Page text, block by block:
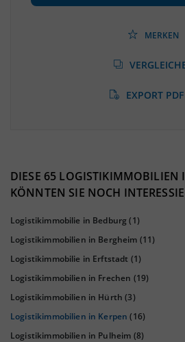
(Landkreis / Kreisfreie Stadt)
(Stand: 01/
MERKEN
EXPORT PDF
DIESE 65 LOGISTIKIMMOBILIEN
KÖNNTEN SIE NOCH
Logistikimmobilie in Bedburg(1)
Logistikimmobilien in Bergheim (11)
Logistikimmobilie in Erftstadt (1)
Logistikimmobilien in Frechen (19)
Logistikimmobilien in Hürth (3)
Logistikimmobilien in Kerpen (16)
Logistikimmobilien in Pulheim (8)